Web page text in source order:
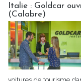
Italie : Goldcar
(Calabre)